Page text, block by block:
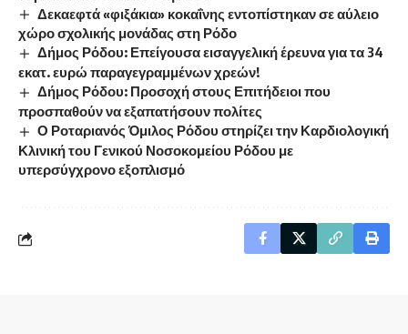
Δεκαεφτά «φιξάκια» κοκαΐνης εντοπίστηκαν σε αύλειο
χώρο σχολικής μονάδας στη Ρόδο
Δήμος Ρόδου: Επείγουσα εισαγγελική έρευνα για τα 34
εκατ. ευρώ παραγεγραμμένων χρεών!
Δήμος Ρόδου: Προσοχή στους Επιτήδειοι που
προσπαθούν να εξαπατήσουν πολίτες
Ο Ροταριανός Όμιλος Ρόδου στηρίζει την Καρδιολογική
Κλινική του Γενικού Νοσοκομείου Ρόδου με
υπερσύγχρονο εξοπλισμό